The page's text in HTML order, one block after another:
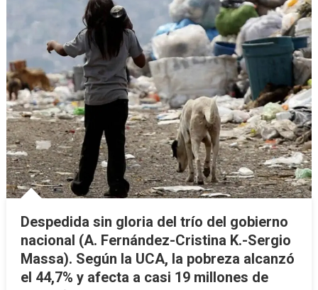
Despedida sin gloria del trío del gobierno
nacional (A. Fernández-Cristina K.-Sergio
Massa). Según la UCA, la pobreza alcanzó
el 44,7% y afecta a casi 19 millones de